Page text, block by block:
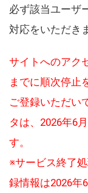
必ず該当ユーザ
対応をいただき
サイトへのアク
までに順次停止
ご登録いただい
タは、2026年6
す。
※サービス終了
録情報は2026年